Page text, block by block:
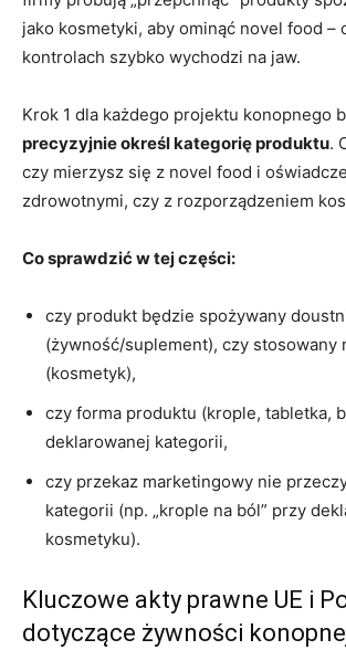
jako kosmetyki, aby ominąć novel food –
kontrolach szybko wychodzi na jaw.
Krok 1 dla każdego projektu konopnego
precyzyjnie określ kategorię produktu.
czy mierzysz się z novel food i
zdrowotnymi, czy z rozporządzeniem
Co sprawdzić w tej części:
czy produkt będzie spożywany
(żywność/suplement), czy stosowany
(kosmetyk),
czy forma produktu (krople, tabletka,
deklarowanej kategorii,
czy przekaz marketingowy nie
kategorii (np. „krople na ból” przy
kosmetyku).
Kluczowe akty prawne UE i
dotyczące żywności